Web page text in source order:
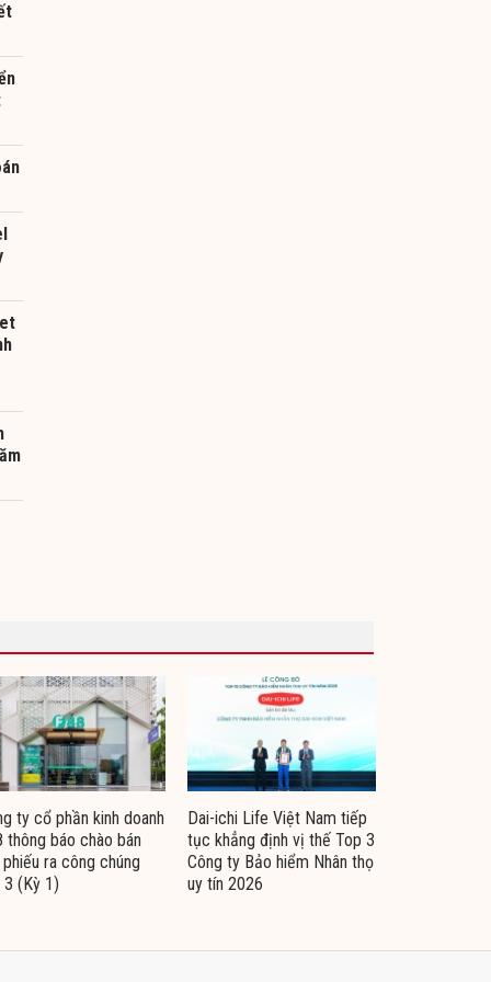
ty cổ phần kinh doanh
thông báo chào bán
ra công chúng
(Kỳ 1)
Dai-ichi Life Việt Nam tiếp
tục khẳng định vị thế Top 3
Công ty Bảo hiểm Nhân thọ
uy tín 2026